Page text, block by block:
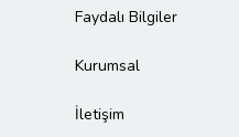
Faydalı Bilgiler
Kurumsal
İletişim